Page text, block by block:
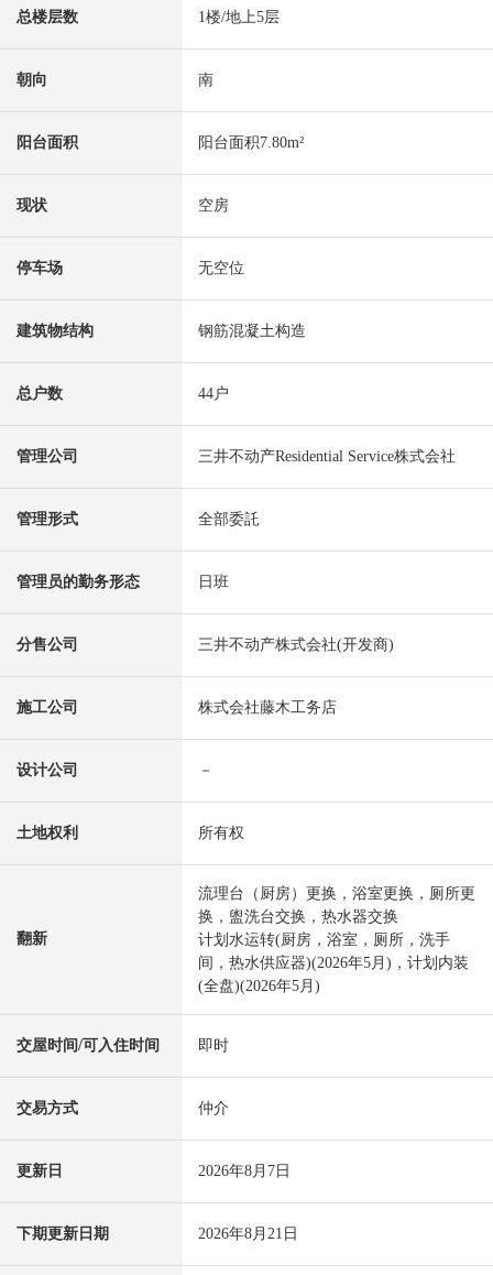
总楼层数 1楼/地上5层
朝向 南
阳台面积 阳台面积7.80m²
现状 空房
停车场 无空位
建筑物结构 钢筋混凝土构造
总户数 44户
管理公司 三井不动产Residential Service株式会社
管理形式 全部委託
管理员的勤务形态 日班
分售公司 三井不动产株式会社(开发商)
施工公司 株式会社藤木工务店
设计公司 －
土地权利 所有权
翻新
流理台（厨房）更换，浴室更换，厕所更
换，盥洗台交换，热水器交换
计划水运转(厨房，浴室，厕所，洗手
间，热水供应器)(2026年5月)，计划内装
(全盘)(2026年5月)
交屋时间/可入住时间 即时
交易方式 仲介
更新日 2026年8月7日
下期更新日期 2026年8月21日